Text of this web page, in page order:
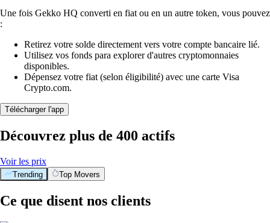
Une fois Gekko HQ converti en fiat ou en un autre token, vous pouvez
:
Retirez votre solde directement vers votre compte bancaire lié.
Utilisez vos fonds para explorer d'autres cryptomonnaies
disponibles.
Dépensez votre fiat (selon éligibilité) avec une carte Visa
Crypto.com.
Télécharger l'app
Découvrez plus de 400 actifs
Voir les prix
Trending Top Movers
Ce que disent nos clients